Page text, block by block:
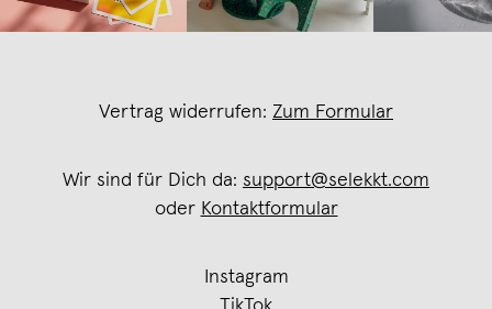
Vertrag widerrufen: Zum Formular
Wir sind für Dich da: support@selekkt.com
oder Kontaktformular
Instagram